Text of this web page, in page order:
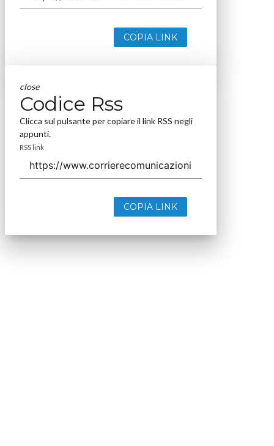
COPIA LINK
close
Codice Rss
Clicca sul pulsante per copiare il link RSS negli
appunti.
RSS link
COPIA LINK